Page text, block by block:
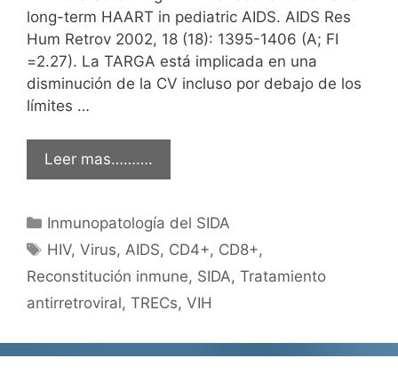
long-term HAART in pediatric AIDS. AIDS Res
Hum Retrov 2002, 18 (18): 1395-1406 (A; FI
=2.27). La TARGA está implicada en una
disminución de la CV incluso por debajo de los
límites …
Leer mas……….
Categorías
Inmunopatología del SIDA
Etiquetas
HIV,Virus,AIDS, CD4+, CD8+,
Reconstitución inmune, SIDA, Tratamiento
antirretroviral, TRECs, VIH